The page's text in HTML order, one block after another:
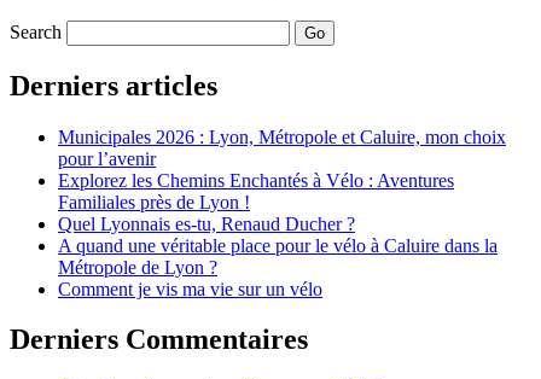
Search
Derniers articles
Municipales 2026 : Lyon, Métropole et Caluire, mon choix
pour l’avenir
Explorez les Chemins Enchantés à Vélo : Aventures
Familiales près de Lyon !
Quel Lyonnais es-tu, Renaud Ducher ?
A quand une véritable place pour le vélo à Caluire dans la
Métropole de Lyon ?
Comment je vis ma vie sur un vélo
Derniers Commentaires